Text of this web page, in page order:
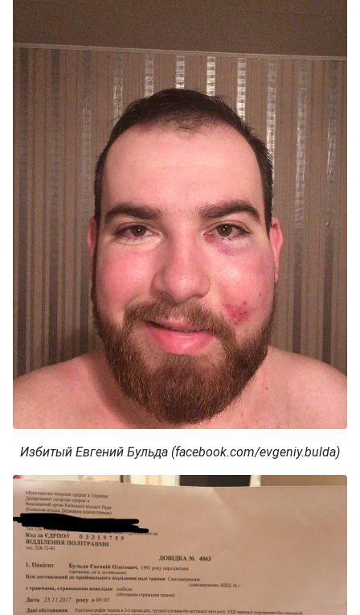
Избитый Евгений Бульда (facebook.com/evgeniy.bulda)